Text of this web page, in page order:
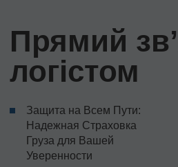
Прямий
логістом
Защита на Всем Пути:
Надежная Страховка
Груза для Вашей
Уверенности